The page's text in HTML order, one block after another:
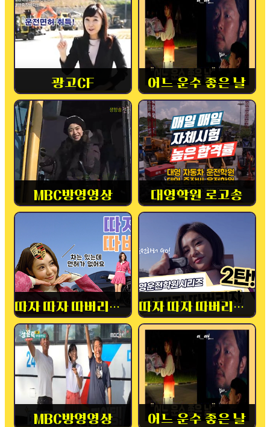
광고CF 어느 운수 좋은 날
MBC방영영상 대영학원 로고송
따자 따자 따버리자! 1탄 따자 따자 따버리자! 2탄
MBC방영영상 어느 운수 좋은 날